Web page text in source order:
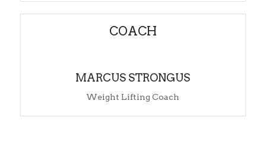
COACH
MARCUS STRONGUS
Weight Lifting Coach